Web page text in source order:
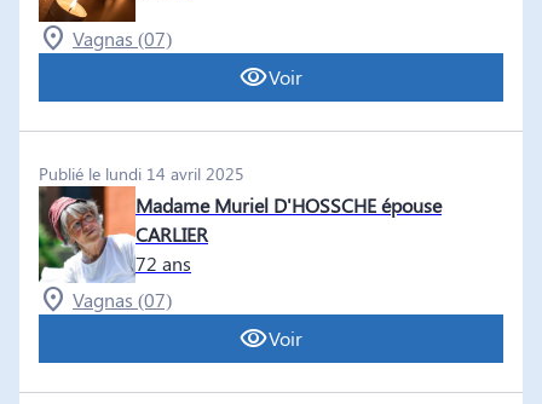
Vagnas (07)
Voir
Publié le lundi 14 avril 2025
Madame Muriel D'HOSSCHE épouse
CARLIER
72 ans
Vagnas (07)
Voir